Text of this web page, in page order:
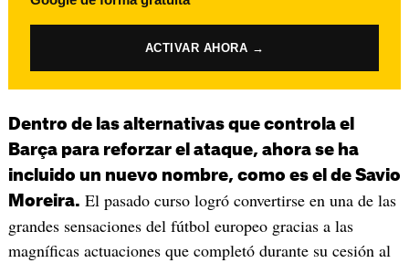
ACTIVAR AHORA →
Dentro de las alternativas que controla el
Barça para reforzar el ataque, ahora se ha
incluido un nuevo nombre, como es el de Savio
Moreira. El pasado curso logró convertirse en una de las
grandes sensaciones del fútbol europeo gracias a las
magníficas actuaciones que completó durante su cesión al